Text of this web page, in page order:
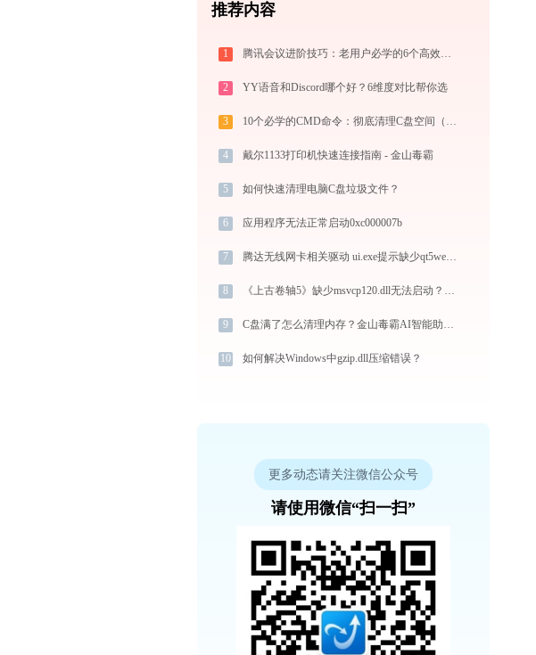
推荐内容
1 腾讯会议进阶技巧：老用户必学的6个高效方法
2 YY语音和Discord哪个好？6维度对比帮你选
3 10个必学的CMD命令：彻底清理C盘空间（2025实战手册）
4 戴尔1133打印机快速连接指南 - 金山毒霸
5 如何快速清理电脑C盘垃圾文件？
6 应用程序无法正常启动0xc000007b
7 腾达无线网卡相关驱动 ui.exe提示缺少qt5webengine.dll文件的解决办法
8 《上古卷轴5》缺少msvcp120.dll无法启动？系统丢失msvcp120.dll如何重新安装？
9 C盘满了怎么清理内存？金山毒霸AI智能助手一键解决
10 如何解决Windows中gzip.dll压缩错误？
更多动态请关注微信公众号
请使用微信“扫一扫”